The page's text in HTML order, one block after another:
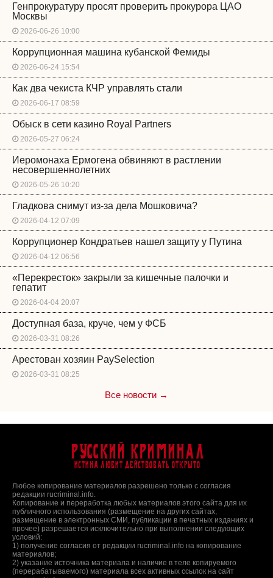
Генпрокуратуру просят проверить прокурора ЦАО
Москвы
2026-06-26 10:00
Коррупционная машина кубанской Фемиды
2026-06-24 15:54
Как два чекиста КЧР управлять стали
2026-06-17 08:59
Обыск в сети казино Royal Partners
2026-05-27 06:24
Иеромонаха Ермогена обвиняют в растлении
несовершеннолетних
2026-05-26 10:20
Гладкова снимут из-за дела Мошковича?
2026-04-12 07:09
Коррупционер Кондратьев нашел защиту у Путина
2026-04-12 06:56
«Перекресток» закрыли за кишечные палочки и
гепатит
2026-04-04 20:07
Доступная база, круче, чем у ФСБ
2026-03-31 08:26
Арестован хозяин PaySelection
2026-03-31 08:25
Все новости →
Русский Криминал
Истина любит действовать открыто
Любое копирование материалов разрешено только с согласия
редакции rucriminal.info.
Копирование и переработка любых материалов этого сайта для их
публичного использования (размещение на других сайтах,
размещение в электронных СМИ, публикации в печатных изданиях и
прочее) разрешается исключительно при выполнении следующих
условий:
1) получение согласия от редакции rucriminal.info на копирование
материалов;
2) указание источника материала и наличие в теле копируемого
(перерабатываемого) материала всех активных ссылок на сайт